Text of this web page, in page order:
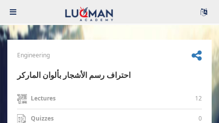
Engineering
احتراف رسم الأشجار بألوان الماركر
Lectures 12
Quizzes 0